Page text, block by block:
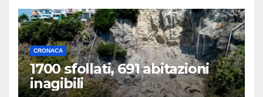
CRONACA
1700 sfollati, 691 abitazioni
inagibili